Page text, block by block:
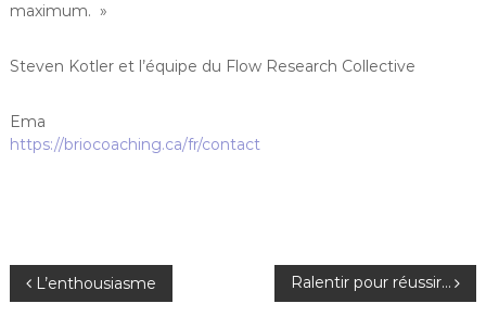
maximum. »
Steven Kotler et l’équipe du Flow Research Collective
Ema
https://briocoaching.ca/fr/contact
N L’enthousiasme Ralentir pour réussir…